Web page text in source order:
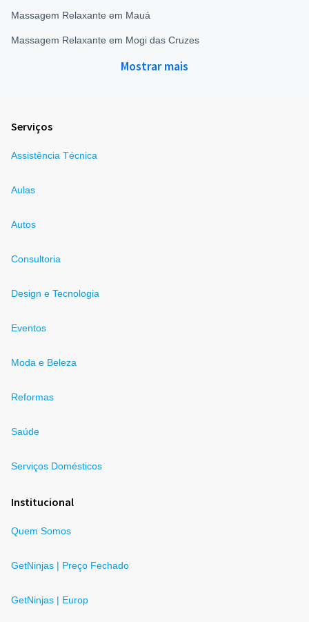
Massagem Relaxante em Mauá
Massagem Relaxante em Mogi das Cruzes
Mostrar mais
Serviços
Assistência Técnica
Aulas
Autos
Consultoria
Design e Tecnologia
Eventos
Moda e Beleza
Reformas
Saúde
Serviços Domésticos
Institucional
Quem Somos
GetNinjas | Preço Fechado
GetNinjas | Europ